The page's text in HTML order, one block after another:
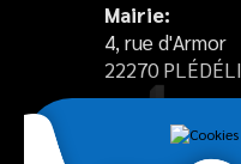
Mairie:
4, rue d'Armor
22270
Agence